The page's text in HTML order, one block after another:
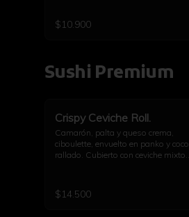
$10.900
Sushi Premium
Crispy Ceviche Roll.
Camarón, palta y queso crema,
ciboulette, envuelto en panko y coco
rallado. Cubierto con ceviche mixto
$14.500